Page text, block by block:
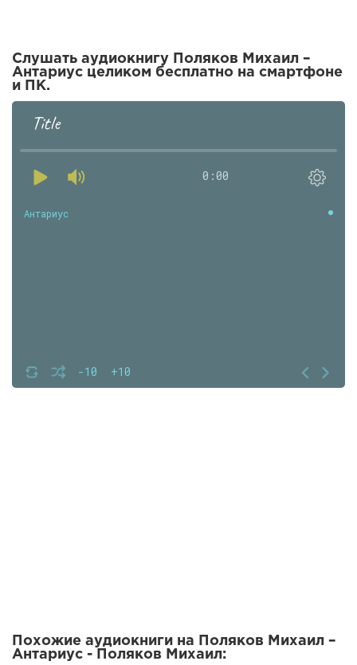
Слушать аудиокнигу Поляков Михаил –
Антариус целиком бесплатно на смартфоне
и ПК.
Title
0:00
-10 +10
Антариус
Похожие аудиокниги на Поляков Михаил –
Антариус - Поляков Михаил: